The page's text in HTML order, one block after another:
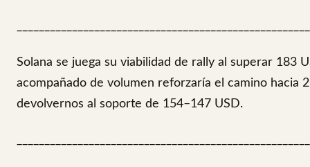
Solana se juega su viabilidad de rally al superar 183
acompañado de volumen reforzaría el camino hacia
devolvernos al soporte de 154–147 USD.